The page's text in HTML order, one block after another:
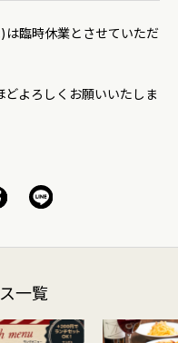
は臨時休業とさせていただ
よろしくお願いいたしま
一覧